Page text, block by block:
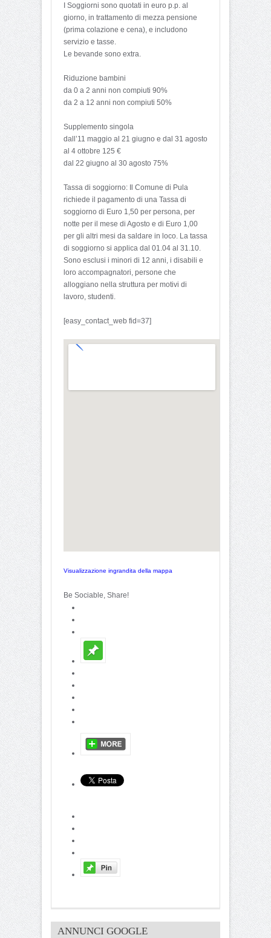
I Soggiorni sono quotati in euro p.p. al
giorno, in trattamento di mezza pensione
(prima colazione e cena), e includono
servizio e tasse.
Le bevande sono extra.
Riduzione bambini
da 0 a 2 anni non compiuti 90%
da 2 a 12 anni non compiuti 50%
Supplemento singola
dall’11 maggio al 21 giugno e dal 31 agosto
al 4 ottobre 125 €
dal 22 giugno al 30 agosto 75%
Tassa di soggiorno: Il Comune di Pula
richiede il pagamento di una Tassa di
soggiorno di Euro 1,50 per persona, per
notte per il mese di Agosto e di Euro 1,00
per gli altri mesi da saldare in loco. La tassa
di soggiorno si applica dal 01.04 al 31.10.
Sono esclusi i minori di 12 anni, i disabili e
loro accompagnatori, persone che
alloggiano nella struttura per motivi di
lavoro, studenti.
[easy_contact_web fid=37]
Visualizzazione ingrandita della mappa
Be Sociable, Share!
ANNUNCI GOOGLE